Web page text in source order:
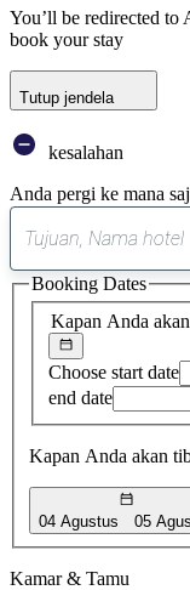
You’ll be redirected to
book your stay
Tutup jendela
kesalahan
Anda pergi ke mana
Kapan Anda
Choose start date
end date
Kapan Anda akan
04 Agustus 05
Booking Dates
Kamar & Tamu